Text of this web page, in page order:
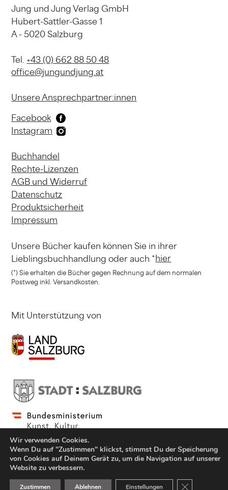
Jung und Jung Verlag GmbH
Hubert-Sattler-Gasse 1
A - 5020 Salzburg
Tel. +43 (0) 662 88 50 48
office@jungundjung.at
Unsere Ansprechpartner:innen
Facebook
Instagram
Buchhandel
Rechte-Lizenzen
AGB und Widerruf
Datenschutz
Produktsicherheit
Impressum
Unsere Bücher kaufen könnenSie in ihrer
Lieblingsbuchhandlung oder auch *hier
(*) Sie erhalten die Bücher gegen Rechnung auf dem normalen
Postweg inkl. Versandkosten.
Mit Unterstützung von
© Copyright Jung und Jung Verlag GmbH 2021
Wir verwenden Cookies.
Wenn Du auf "Zustimmen" klickst, stimmst Du der Speicherung
von Cookies auf Deinem Gerät zu, um die Navigation auf unserer
Website zu verbessern.
Zustimmen Ablehnen Einstellungen GDPR